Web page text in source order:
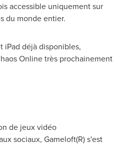
accessible uniquement sur
du monde entier.
iPad déjà disponibles,
Online très prochainement
de jeux vidéo
sociaux, Gameloft(R) s'est